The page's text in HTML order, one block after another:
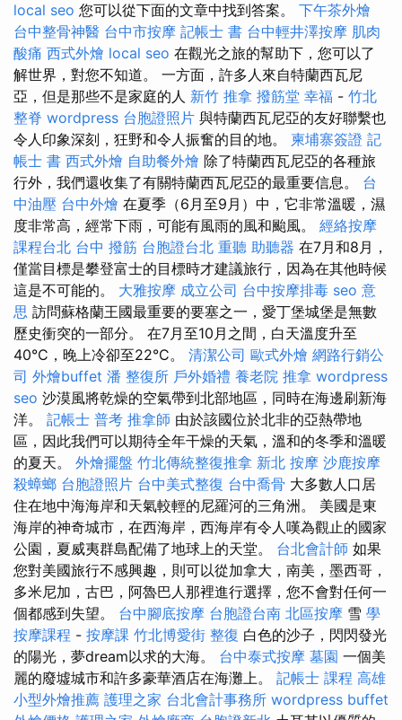
local seo 您可以從下面的文章中找到答案。 下午茶外燴
台中整骨神醫 台中市按摩 記帳士 書 台中輕井澤按摩 肌肉
酸痛 西式外燴 local seo 在觀光之旅的幫助下，您可以了
解世界，對您不知道。 一方面，許多人來自特蘭西瓦尼
亞，但是那些不是家庭的人 新竹 推拿 撥筋堂 幸福 - 竹北
整脊 wordpress 台胞證照片 與特蘭西瓦尼亞的友好聯繫也
令人印象深刻，狂野和令人振奮的目的地。 柬埔寨簽證 記
帳士 書 西式外燴 自助餐外燴 除了特蘭西瓦尼亞的各種旅
行外，我們還收集了有關特蘭西瓦尼亞的最重要信息。 台
中油壓 台中外燴 在夏季（6月至9月）中，它非常溫暖，濕
度非常高，經常下雨，可能有風雨的風和颱風。 經絡按摩
課程台北 台中 撥筋 台胞證台北 重聽 助聽器 在7月和8月，
僅當目標是攀登富士的目標時才建議旅行，因為在其他時候
這是不可能的。 大雅按摩 成立公司 台中按摩排毒 seo 意
思 訪問蘇格蘭王國最重要的要塞之一，愛丁堡城堡是無數
歷史衝突的一部分。 在7月至10月之間，白天溫度升至
40°C，晚上冷卻至22°C。 清潔公司 歐式外燴 網路行銷公
司 外燴buffet 潘 整復所 戶外婚禮 養老院 推拿 wordpress
seo 沙漠風將乾燥的空氣帶到北部地區，同時在海邊刷新海
洋。 記帳士 普考 推拿師 由於該國位於北非的亞熱帶地
區，因此我們可以期待全年干燥的天氣，溫和的冬季和溫暖
的夏天。 外燴擺盤 竹北傳統整復推拿 新北 按摩 沙鹿按摩
殺蟑螂 台胞證照片 台中美式整復 台中喬骨 大多數人口居
住在地中海海岸和天氣較輕的尼羅河的三角洲。 美國是東
海岸的神奇城市，在西海岸，西海岸有令人嘆為觀止的國家
公園，夏威夷群島配備了地球上的天堂。 台北會計師 如果
您對美國旅行不感興趣，則可以從加拿大，南美，墨西哥，
多米尼加，古巴，阿魯巴人那裡進行選擇，您不會對任何一
個都感到失望。 台中腳底按摩 台胞證台南 北區按摩 雪 學
按摩課程 - 按摩課 竹北博愛街 整復 白色的沙子，閃閃發光
的陽光，夢dream以求的大海。 台中泰式按摩 墓園 一個美
麗的廢墟城市和許多豪華酒店在海灘上。 記帳士 課程 高雄
小型外燴推薦 護理之家 台北會計事務所 wordpress buffet